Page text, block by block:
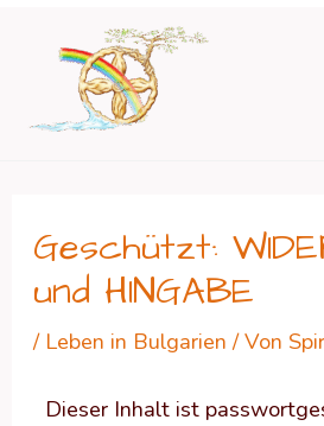
springen
Geschützt:
und HINGABE
/ Leben in Bulgarien / Von
Dieser Inhalt ist